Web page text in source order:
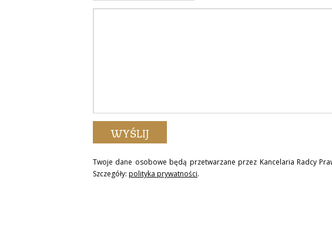
Twoje dane osobowe będą przetwarzane przez Kancelaria Radcy
Szczegóły: polityka prywatności.